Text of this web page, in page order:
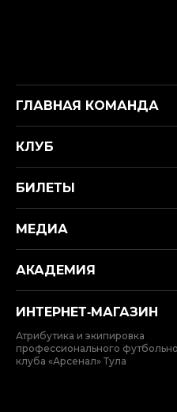
ГЛАВНАЯ КОМАНДА
КЛУБ
БИЛЕТЫ
МЕДИА
АКАДЕМИЯ
ИНТЕРНЕТ‑МАГАЗИН
Атрибутика и экипировка
профессионального
клуба «Арсенал» Тула